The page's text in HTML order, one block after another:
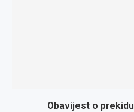
Obavijest o